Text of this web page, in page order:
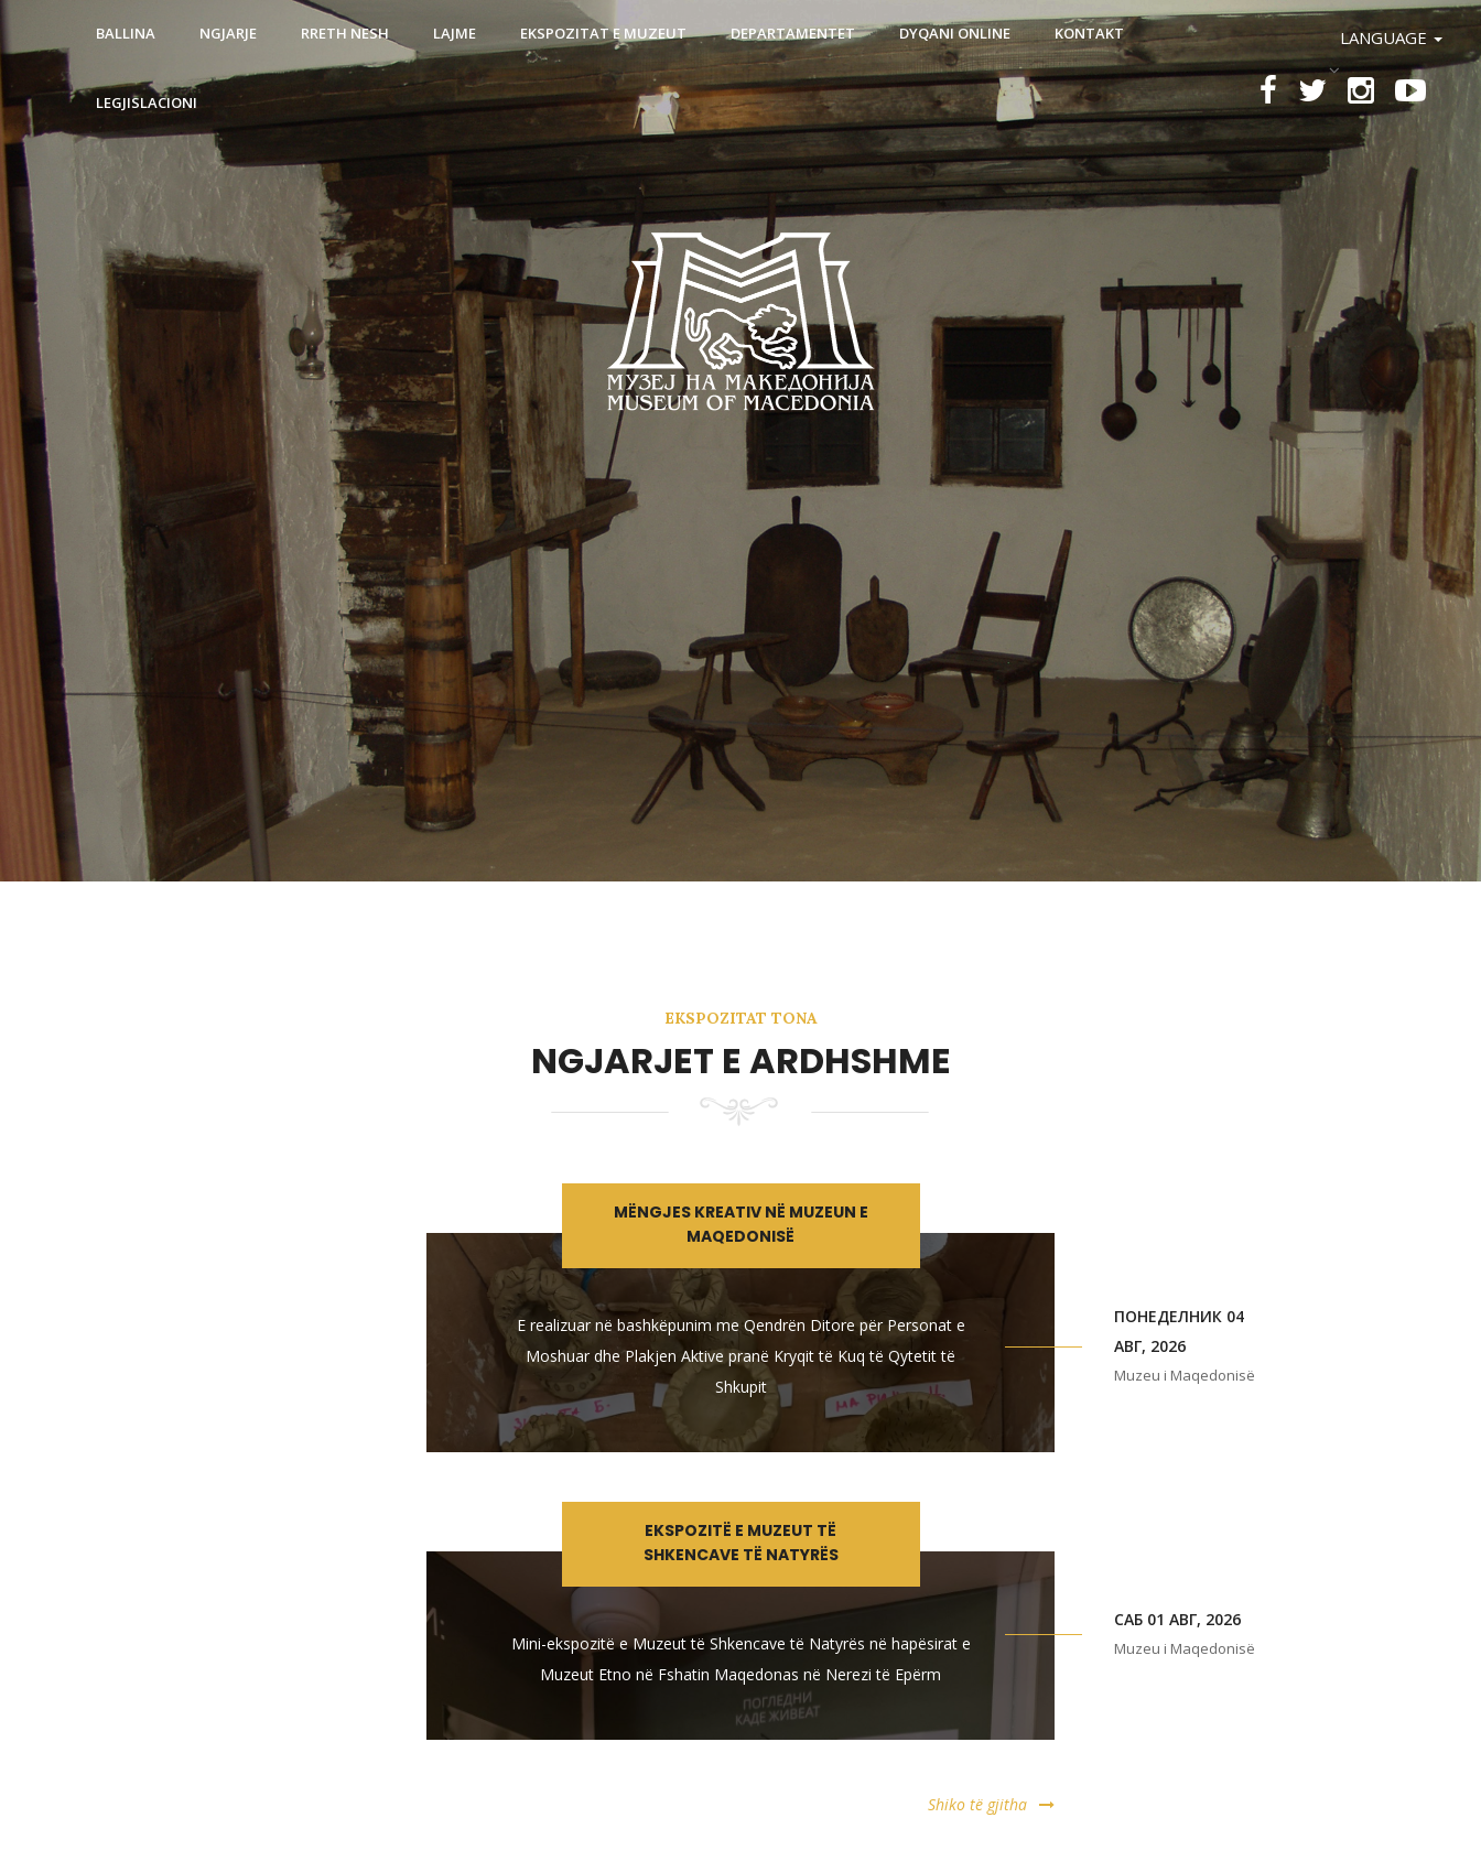
LANGUAGE
BALLINA NGJARJE RRETH NESH LAJME EKSPOZITAT E MUZEUT DEPARTAMENTET DYQANI ONLINE KONTAKT
LEGJISLACIONI
EKSPOZITAT TONA
NGJARJET E ARDHSHME
MËNGJES KREATIV NË MUZEUN E
MAQEDONISË
E realizuar në bashkëpunim me Qendrën Ditore për Personat e
Moshuar dhe Plakjen Aktive pranë Kryqit të Kuq të Qytetit të
Shkupit
ПОНЕДЕЛНИК 04
АВГ, 2026
Muzeu i Maqedonisë
EKSPOZITË E MUZEUT TË
SHKENCAVE TË NATYRËS
Mini-ekspozitë e Muzeut të Shkencave të Natyrës në hapësirat e
Muzeut Etno në Fshatin Maqedonas në Nerezi të Epërm
САБ 01 АВГ, 2026
Muzeu i Maqedonisë
Shiko të gjitha